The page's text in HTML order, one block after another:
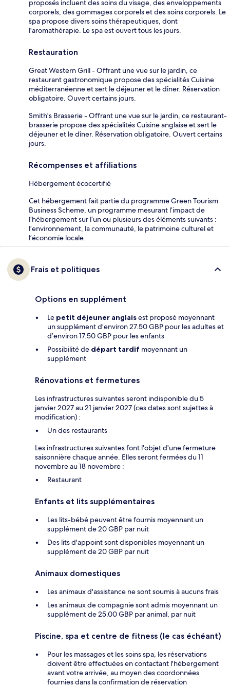
proposés incluent des soins du visage, des enveloppements
corporels, des gommages corporels et des soins corporels. Le
spa propose divers soins thérapeutiques, dont
l'aromathérapie. Le spa est ouvert tous les jours.
Restauration
Great Western Grill - Offrant une vue sur le jardin, ce
restaurant gastronomique propose des spécialités Cuisine
méditerranéenne et sert le déjeuner et le dîner. Réservation
obligatoire. Ouvert certains jours.
Smith's Brasserie - Offrant une vue sur le jardin, ce restaurant-
brasserie propose des spécialités Cuisine anglaise et sert le
déjeuner et le dîner. Réservation obligatoire. Ouvert certains
jours.
Récompenses et affiliations
Hébergement écocertifié
Cet hébergement fait partie du programme Green Tourism
Business Scheme, un programme mesurant l’impact de
l’hébergement sur l’un ou plusieurs des éléments suivants :
l’environnement, la communauté, le patrimoine culturel et
l’économie locale.
Frais et politiques
Options en supplément
Le petit déjeuner anglaisest proposé moyennant
un supplément d’environ 27.50 GBP pour les adultes et
d’environ 17.50 GBP pour les enfants
Possibilité de départ tardif moyennant un
supplément
Rénovations et fermetures
Les infrastructures suivantes seront indisponible du 5
janvier 2027 au 21 janvier 2027 (ces dates sont sujettes à
modification) :
Un des restaurants
Les infrastructures suivantes font l'objet d'une fermeture
saisonnière chaque année. Elles seront fermées du 11
novembre au 18 novembre :
Restaurant
Enfants et lits supplémentaires
Les lits-bébé peuvent être fournis moyennant un
supplément de 20 GBP par nuit
Des lits d'appoint sont disponibles moyennant un
supplément de 20 GBP par nuit
Animaux domestiques
Les animaux d'assistance ne sont soumis à aucuns frais
Les animaux de compagnie sont admis moyennant un
supplément de 25.00 GBP par animal, par nuit
Piscine, spa et centre de fitness (le cas échéant)
Pour les massages et les soins spa, les réservations
doivent être effectuées en contactant l'hébergement
avant votre arrivée, au moyen des coordonnées
fournies dans la confirmation de réservation